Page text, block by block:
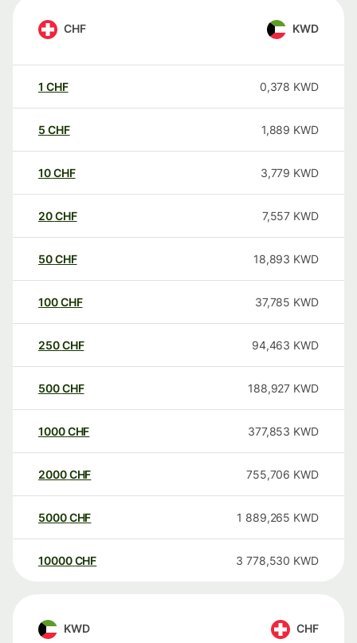
CHF KWD
1 CHF 0,378 KWD
5 CHF 1,889 KWD
10CHF 3,779 KWD
20CHF 7,557 KWD
50CHF 18,893 KWD
100CHF 37,785 KWD
250CHF 94,463 KWD
500CHF 188,927 KWD
1000CHF 377,853 KWD
2000CHF 755,706 KWD
5000CHF 1 889,265 KWD
10000 CHF 3 778,530 KWD
KWD CHF